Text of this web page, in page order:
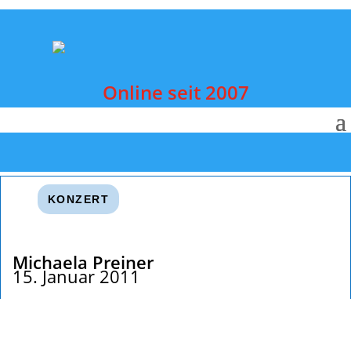
Online seit 2007
KONZERT
Michaela Preiner
15. Januar 2011